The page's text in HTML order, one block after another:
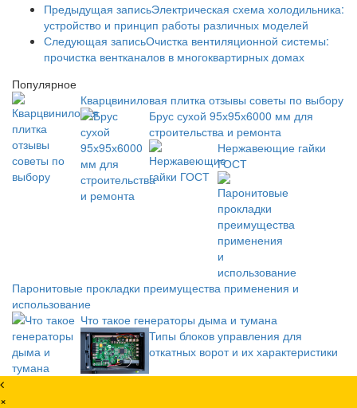
Предыдущая записьЭлектрическая схема холодильника:
устройство и принцип работы различных моделей
Следующая записьОчистка вентиляционной системы:
прочистка вентканалов в многоквартирных домах
Популярное
Кварцвиниловая плитка отзывы советы по выбору
Брус сухой 95х95х6000 мм для
строительства и ремонта
Нержавеющие гайки
ГОСТ
Паронитовые прокладки преимущества применения и
использование
Что такое генераторы дыма и тумана
Типы блоков управления для
откатных ворот и их характеристики
×